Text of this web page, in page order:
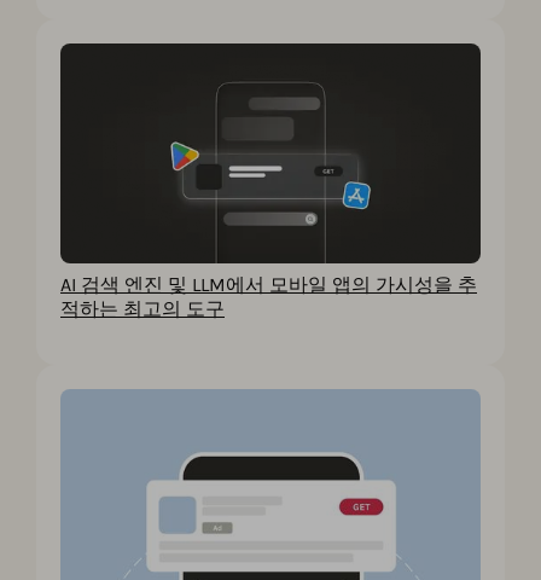
AI 검색 엔진 및 LLM에서 모바일 앱의 가시성을 추
적하는 최고의 도구